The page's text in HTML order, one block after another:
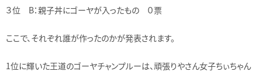
３位 B：親子丼にゴーヤが入ったもの ０票
ここで、それぞれ誰が作ったのかが発表されます。
1位に輝いた王道のゴーヤチャンプルーは、頑張りやさん女子ちぃちゃん